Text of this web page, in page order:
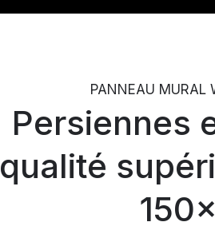
PANNEAU MURAL
Persiennes
qualité